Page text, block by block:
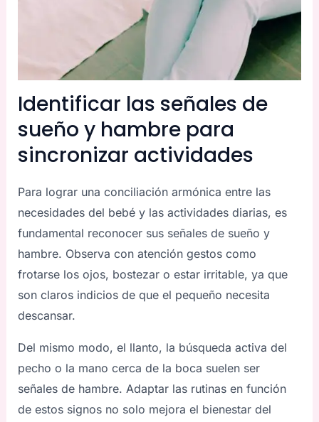
Identificar las señales de
sueño y hambre para
sincronizar actividades
Para lograr una conciliación armónica entre las
necesidades del bebé y las actividades diarias, es
fundamental reconocer sus señales de sueño y
hambre. Observa con atención gestos como
frotarse los ojos, bostezar o estar irritable, ya que
son claros indicios de que el pequeño necesita
descansar.
Del mismo modo, el llanto, la búsqueda activa del
pecho o la mano cerca de la boca suelen ser
señales de hambre. Adaptar las rutinas en función
de estos signos no solo mejora el bienestar del